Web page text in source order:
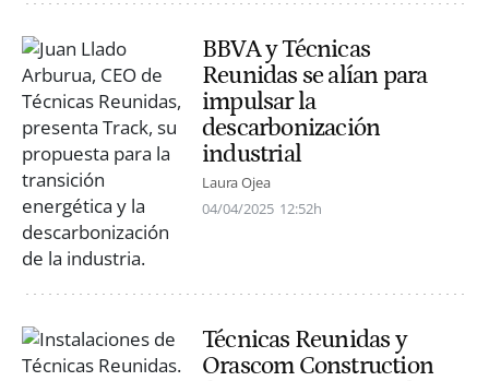
BBVA y Técnicas
Reunidas se alían para
impulsar la
descarbonización
industrial
Laura Ojea
04/04/2025 12:52h
Técnicas Reunidas y
Orascom Construction